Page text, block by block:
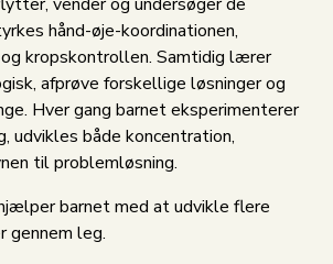
hånd-øje-koordinationen,
kropskontrollen. Samtidig lærer
afprøve forskellige løsninger og
Hver gang barnet eksperimenterer
udvikles både koncentration,
til problemløsning.
barnet med at udvikle flere
gennem leg.